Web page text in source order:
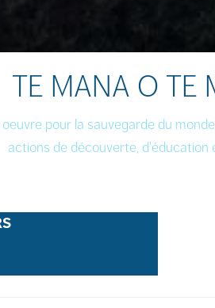
TE MANA O TE
pour la sauvegarde du
actions de découverte, d'éducation